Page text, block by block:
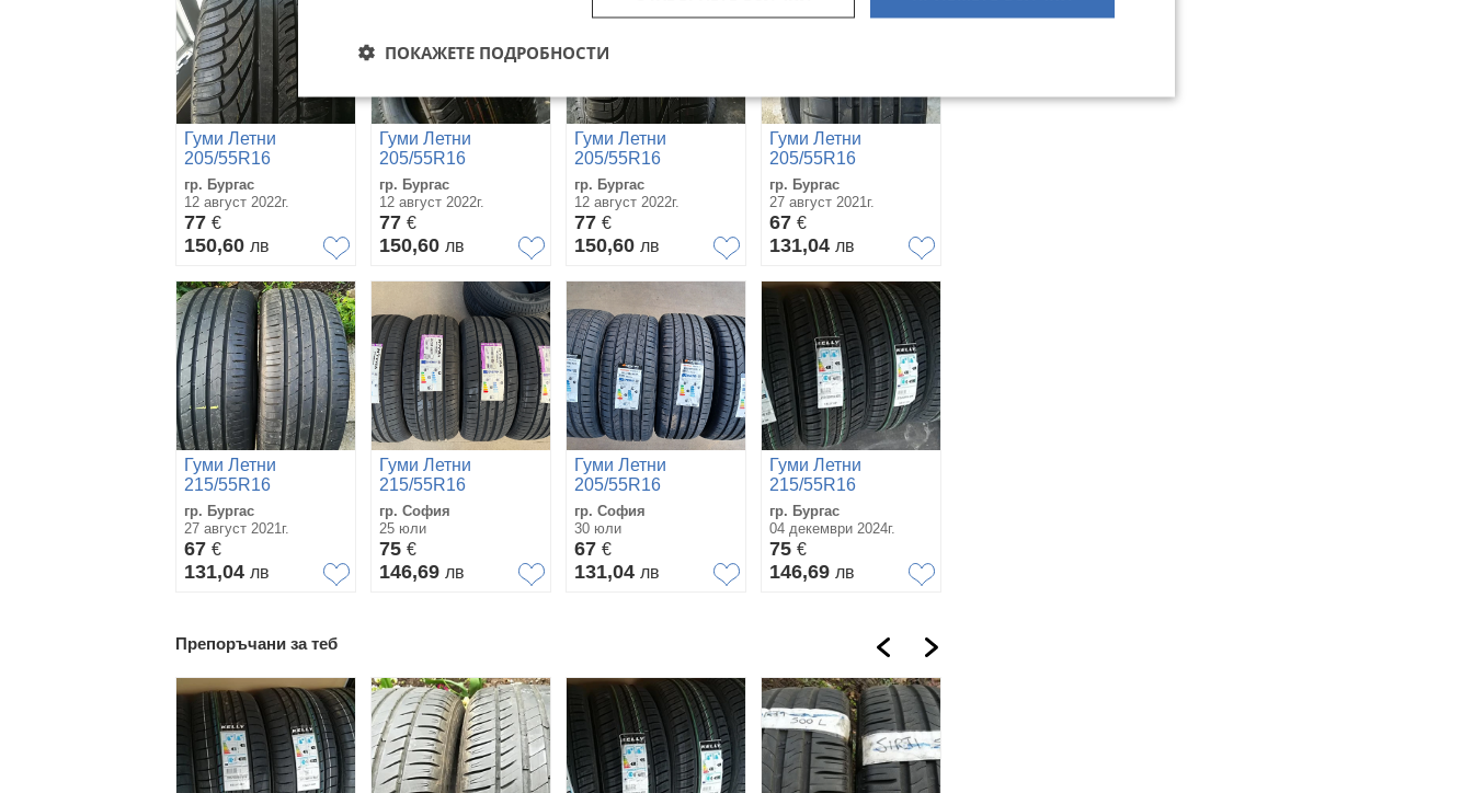
Гуми Летни
205/55R16
гр. Бургас
12 август 2022г.
77 €
150,60 лв
Гуми Летни
205/55R16
гр. Бургас
12 август 2022г.
77 €
150,60 лв
Гуми Летни
205/55R16
гр. Бургас
12 август 2022г.
77 €
150,60 лв
Гуми Летни
205/55R16
гр. Бургас
27 август 2021г.
67 €
131,04 лв
Гуми Летни
215/55R16
гр. Бургас
27 август 2021г.
67 €
131,04 лв
Гуми Летни
215/55R16
гр. София
25 юли
75 €
146,69 лв
Гуми Летни
205/55R16
гр. София
30 юли
67 €
131,04 лв
Гуми Летни
215/55R16
гр. Бургас
04 декември 2024г.
75 €
146,69 лв
Препоръчани за теб
ПОКАЖЕТЕ ПОДРОБНОСТИ